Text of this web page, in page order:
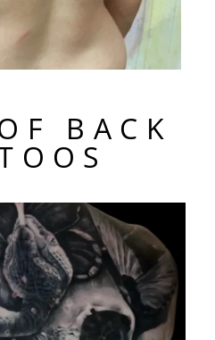
BACK